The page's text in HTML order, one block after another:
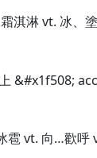
淇淋 vt. 冰
vt. 向…歡